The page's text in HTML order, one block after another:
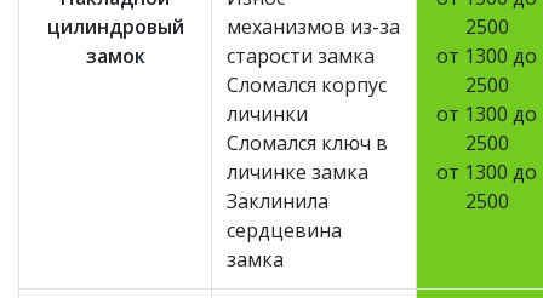
цилиндровый
замок
механизмов из-за
старости замка
Сломался корпус
личинки
Сломался ключ в
личинке замка
Заклинила
сердцевина
замка
2500
от 1300 до
2500
от 1300 до
2500
от 1300 до
2500